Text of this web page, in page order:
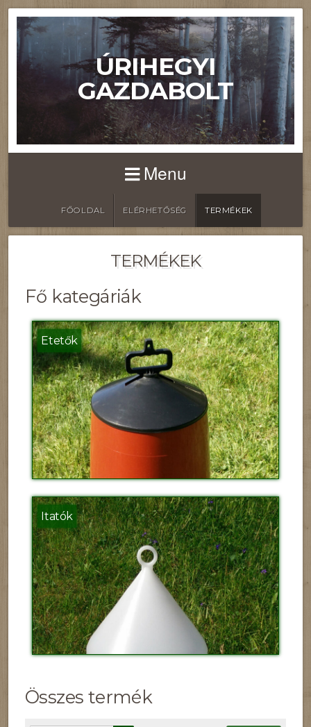
ÚRIHEGYI
GAZDABOLT
Menu
FŐOLDAL ELÉRHETŐSÉG TERMÉKEK
TERMÉKEK
Fő kategáriák
Etetők
Itatók
Összes termék